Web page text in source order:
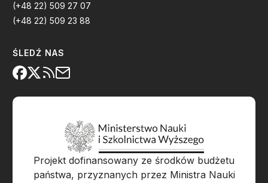
(+48 22) 509 27 07
(+48 22) 509 23 88
ŚLEDŹ NAS
Projekt dofinansowany ze środków budżetu
państwa, przyznanych przez Ministra Nauki